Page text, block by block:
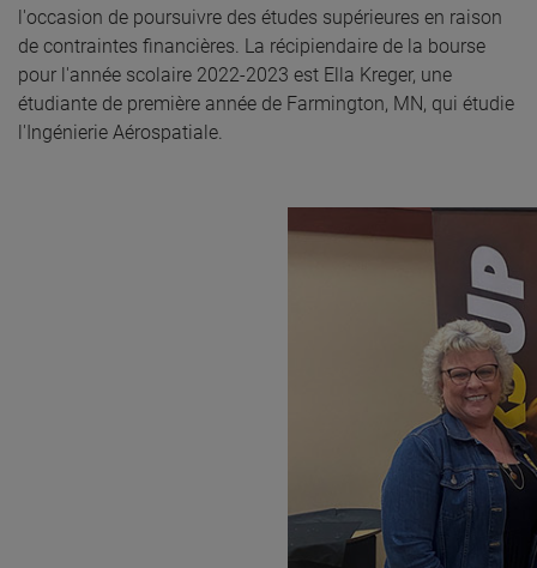
l'occasion de poursuivre des études supérieures en raison
de contraintes financières. La récipiendaire de la bourse
pour l'année scolaire 2022-2023 est Ella Kreger, une
étudiante de première année de Farmington, MN, qui étudie
l'Ingénierie Aérospatiale.